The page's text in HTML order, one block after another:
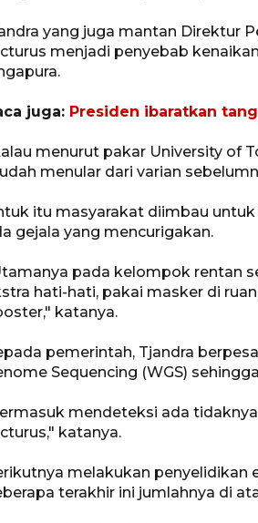
yang juga mantan Direktur
menjadi penyebab
juga: Presiden ibaratkan
menurut pakar University of
menular dari varian
itu masyarakat diimbau
gejala yang mencurigakan.
pada kelompok rentan
hati-hati, pakai masker di
katanya.
pemerintah, Tjandra
Sequencing (WGS)
mendeteksi ada
katanya.
melakukan
terakhir ini jumlahnya di